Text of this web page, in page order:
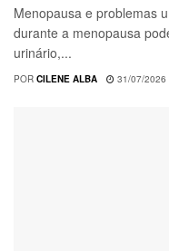
Menopausa e problemas
durante a menopausa
urinário,...
POR CILENE ALBA 31/07/2026